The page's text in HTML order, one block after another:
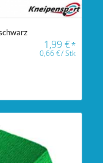
1,99€*
0,66€/Stk